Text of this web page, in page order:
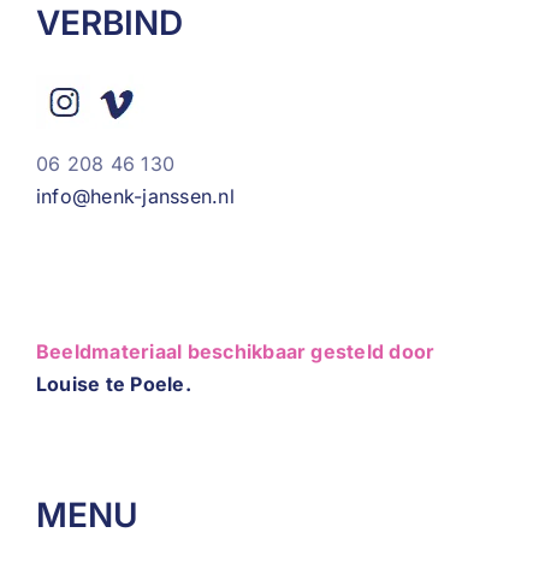
VERBIND
06 208 46 130
info@henk-janssen.nl
Beeldmateriaal beschikbaar gesteld door
Louise te Poele.
MENU